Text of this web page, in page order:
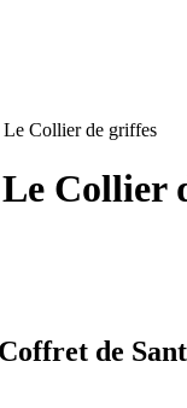
Le Collier de griffes
Collier
de